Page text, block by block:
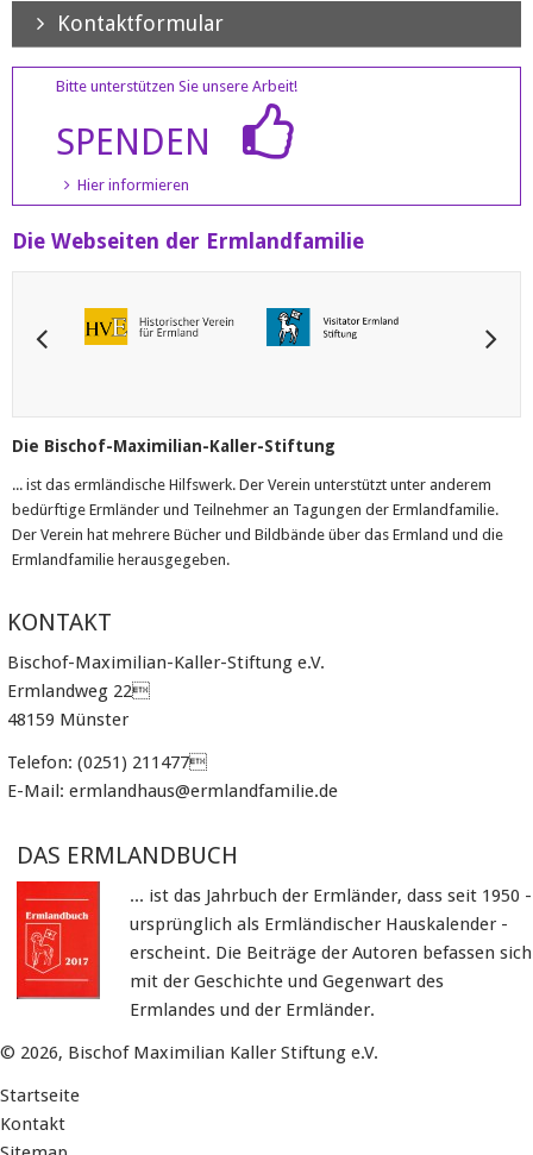
Kontaktformular
Bitte unterstützen Sie unsere Arbeit!
SPENDEN
Hier informieren
Die Webseiten der Ermlandfamilie
Die Bischof-Maximilian-Kaller-Stiftung
... ist das ermländische Hilfswerk. Der Verein unterstützt unter anderem
bedürftige Ermländer und Teilnehmer an Tagungen der Ermlandfamilie.
Der Verein hat mehrere Bücher und Bildbände über das Ermland und die
Ermlandfamilie herausgegeben.
KONTAKT
Bischof-Maximilian-Kaller-Stiftung e.V.
Ermlandweg 22
48159 Münster
Telefon: (0251) 211477
E-Mail: ermlandhaus@ermlandfamilie.de
DAS ERMLANDBUCH
... ist das Jahrbuch der Ermländer, dass seit 1950 -
ursprünglich als Ermländischer Hauskalender -
erscheint. Die Beiträge der Autoren befassen sich
mit der Geschichte und Gegenwart des
Ermlandes und der Ermländer.
© 2026, Bischof Maximilian Kaller Stiftung e.V.
Startseite
Kontakt